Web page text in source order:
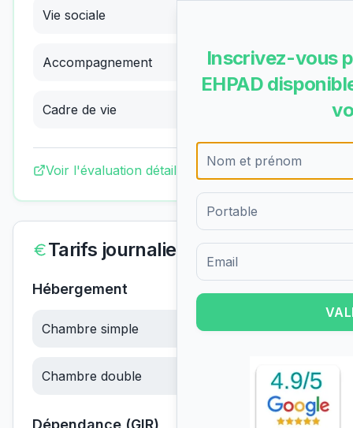
Vie sociale
Accompagnement 3.89/4(Excellent)
Cadre de vie
Voir l'évaluation détaillée complète
Tarifs journaliers
Hébergement
Chambre simple 60.00€/jour
Chambre double 60.00€/jour
Dépendance (GIR)
Inscrivez-vous
EHPAD
Formulaire d'inscription pour